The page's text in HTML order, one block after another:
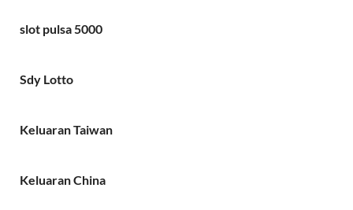
slot pulsa 5000
Sdy Lotto
Keluaran Taiwan
Keluaran China